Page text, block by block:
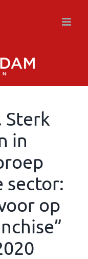
Sterk
in
sector:
op